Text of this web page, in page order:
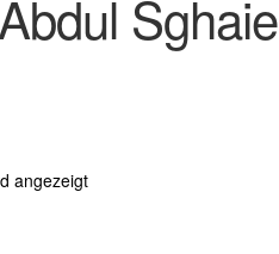
Abdul Sghaie
angezeigt